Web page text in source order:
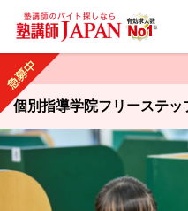
個別指導学院フリーステッ